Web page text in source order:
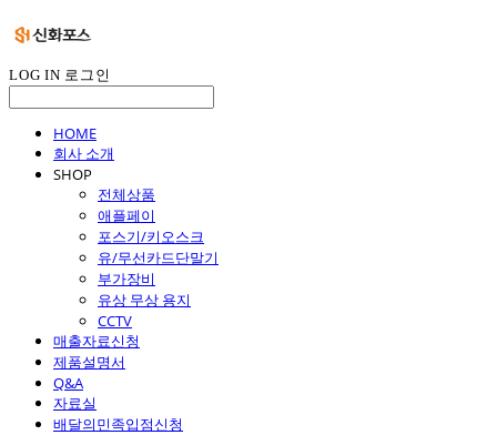
LOG IN 로그인
HOME
회사 소개
SHOP
전체상품
애플페이
포스기/키오스크
유/무선카드단말기
부가장비
유상 무상 용지
CCTV
매출자료신청
제품설명서
Q&A
자료실
배달의민족입점신청